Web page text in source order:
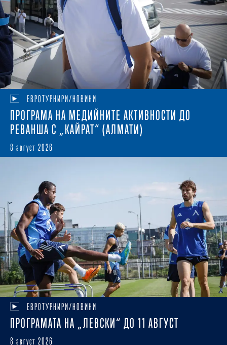
ЕВРОТУРНИРИ/НОВИНИ
ПРОГРАМА НА МЕДИЙНИТЕ АКТИВНОСТИ ДО
РЕВАНША С „КАЙРАТ“ (АЛМАТИ)
8 август 2026
ЕВРОТУРНИРИ/НОВИНИ
ПРОГРАМАТА НА „ЛЕВСКИ“ ДО 11 АВГУСТ
8 август 2026